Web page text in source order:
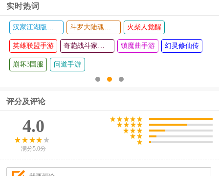
实时热词
汉家江湖版本大全 斗罗大陆魂师对决手游 火柴人觉醒
雄联盟手游 奇葩战斗家各个版本 镇魔曲手游 幻灵修仙传
坏3国服 问道手游
评分及评论
4.0
满分5.0分